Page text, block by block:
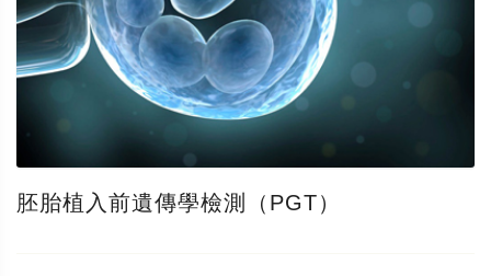
胚胎植入前遺傳學檢測（PGT）